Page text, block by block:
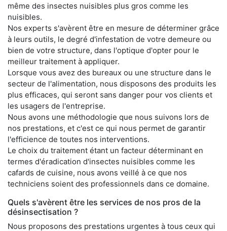
même des insectes nuisibles plus gros comme les
nuisibles.
Nos experts s'avèrent être en mesure de déterminer grâce
à leurs outils, le degré d'infestation de votre demeure ou
bien de votre structure, dans l'optique d'opter pour le
meilleur traitement à appliquer.
Lorsque vous avez des bureaux ou une structure dans le
secteur de l'alimentation, nous disposons des produits les
plus efficaces, qui seront sans danger pour vos clients et
les usagers de l'entreprise.
Nous avons une méthodologie que nous suivons lors de
nos prestations, et c'est ce qui nous permet de garantir
l'efficience de toutes nos interventions.
Le choix du traitement étant un facteur déterminant en
termes d'éradication d'insectes nuisibles comme les
cafards de cuisine, nous avons veillé à ce que nos
techniciens soient des professionnels dans ce domaine.
Quels s'avèrent être les services de nos pros de la
désinsectisation ?
Nous proposons des prestations urgentes à tous ceux qui